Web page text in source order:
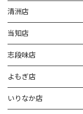
清洲店
当知店
志段味店
よもぎ店
いりなか店